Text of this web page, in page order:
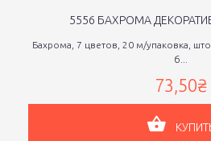
5556 БАХРОМА
Бахрома, 7 цветов, 20 м/упаковка,
б...
73,50₴